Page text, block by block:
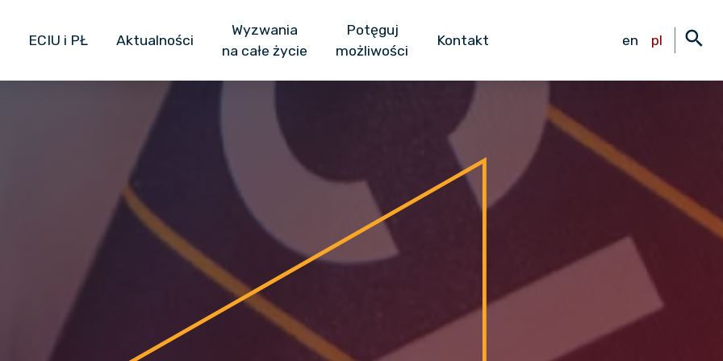
ECIU i PŁ Aktualności
Wyzwania
na całe życie
Potęguj
możliwości
Kontakt en pl search